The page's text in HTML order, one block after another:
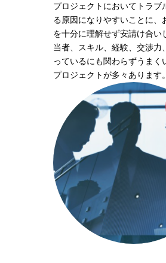
プロジェクトにおいてトラブ
る原因になりやすいことに、
を十分に理解せず安請け合い
当者、スキル、経験、交渉力
っているにも関わらずうまく
プロジェクトが多々あります。